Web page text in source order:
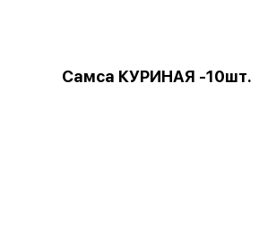
Самса КУРИНАЯ -10шт.